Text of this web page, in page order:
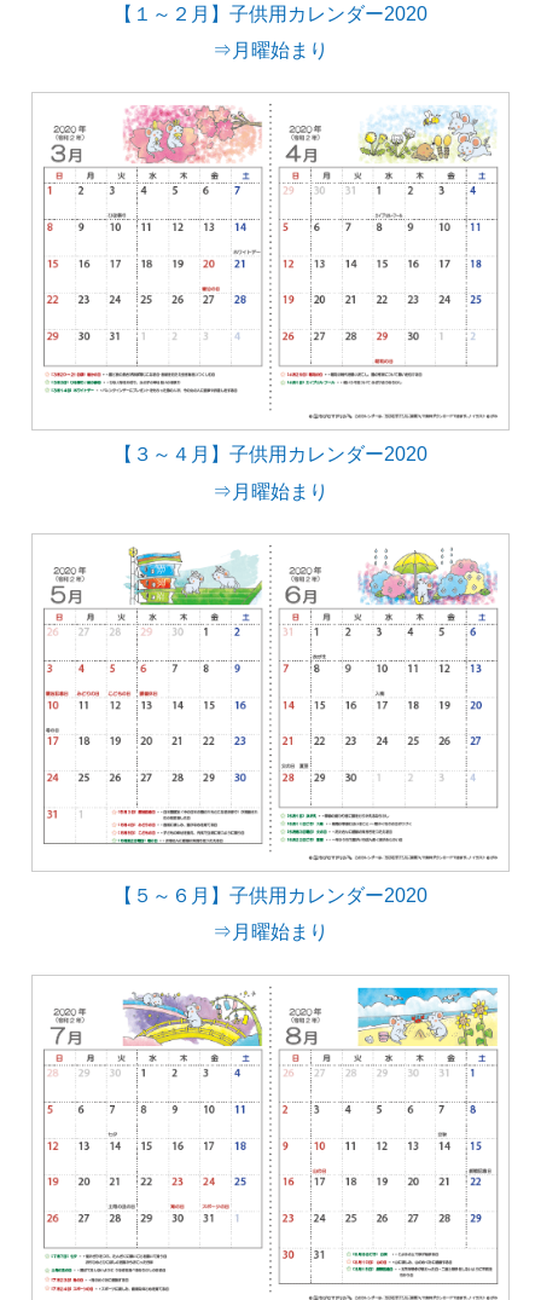
【１～２月】子供用カレンダー2020
⇒月曜始まり
【３～４月】子供用カレンダー2020
⇒月曜始まり
【５～６月】子供用カレンダー2020
⇒月曜始まり